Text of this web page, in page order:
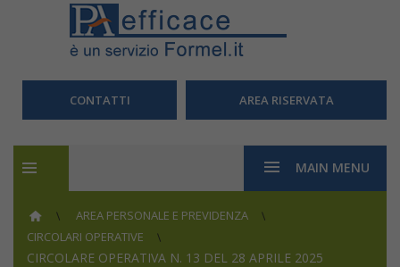
CONTATTI AREA RISERVATA
MAIN MENU
AREA PERSONALE E PREVIDENZA
CIRCOLARI OPERATIVE
CIRCOLARE OPERATIVA N. 13 DEL 28 APRILE 2025